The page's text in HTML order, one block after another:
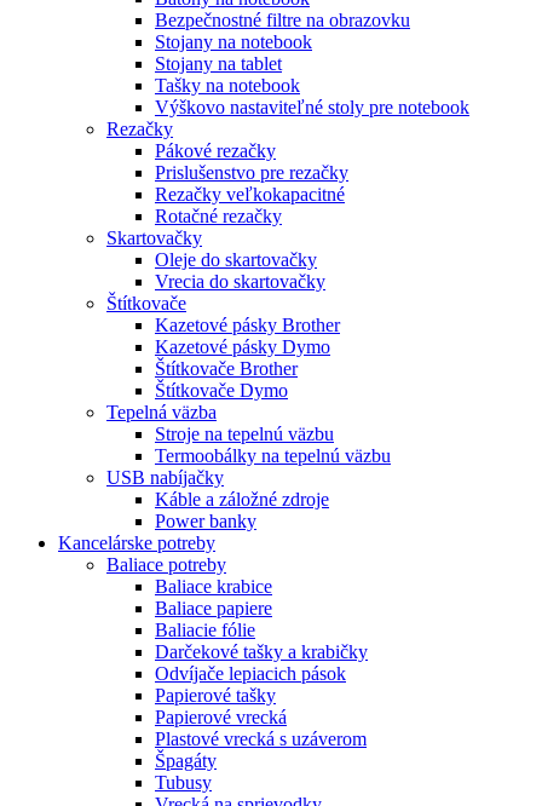
Bezpečnostné filtre na obrazovku
Stojany na notebook
Stojany na tablet
Tašky na notebook
Výškovo nastaviteľné stoly pre notebook
Rezačky
Pákové rezačky
Prislušenstvo pre rezačky
Rezačky veľkokapacitné
Rotačné rezačky
Skartovačky
Oleje do skartovačky
Vrecia do skartovačky
Štítkovače
Kazetové pásky Brother
Kazetové pásky Dymo
Štítkovače Brother
Štítkovače Dymo
Tepelná väzba
Stroje na tepelnú väzbu
Termoobálky na tepelnú väzbu
USB nabíjačky
Káble a záložné zdroje
Power banky
Kancelárske potreby
Baliace potreby
Baliace krabice
Baliace papiere
Baliacie fólie
Darčekové tašky a krabičky
Odvíjače lepiacich pások
Papierové tašky
Papierové vrecká
Plastové vrecká s uzáverom
Špagáty
Tubusy